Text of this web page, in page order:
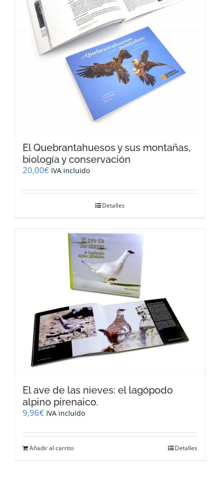
El Quebrantahuesos y sus montañas,
biología y conservación
20,00€ IVA incluido
Detalles
El ave de las nieves: el lagópodo
alpino pirenaico.
9,96€ IVA incluido
Añadir al carrito Detalles